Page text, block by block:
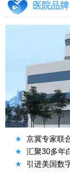
医院品牌
★ 京冀专家联
★
汇聚30多年
★
引进美国数